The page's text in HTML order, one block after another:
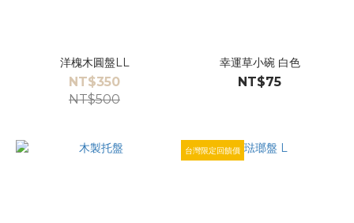
洋槐木圓盤LL
NT$350
NT$500
幸運草小碗 白色
NT$75
台灣限定回饋價